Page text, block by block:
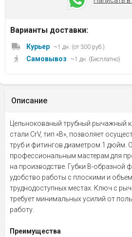
Варианты доставки:
Курьер ~1 дн. (от 300 руб.)
Самовывоз ~1 дн. (Бесплатно)
Описание
Цельнокованый трубный рычажный
стали CrV, тип «В», позволяет
труб и фитингов диаметром 1 дюйм.
профессиональным мастерам для
на производстве. Губки B-
удобство работы с плоскими и
труднодоступных местах. Ключ с
требует минимальных усилий от
работу.
Преимущества